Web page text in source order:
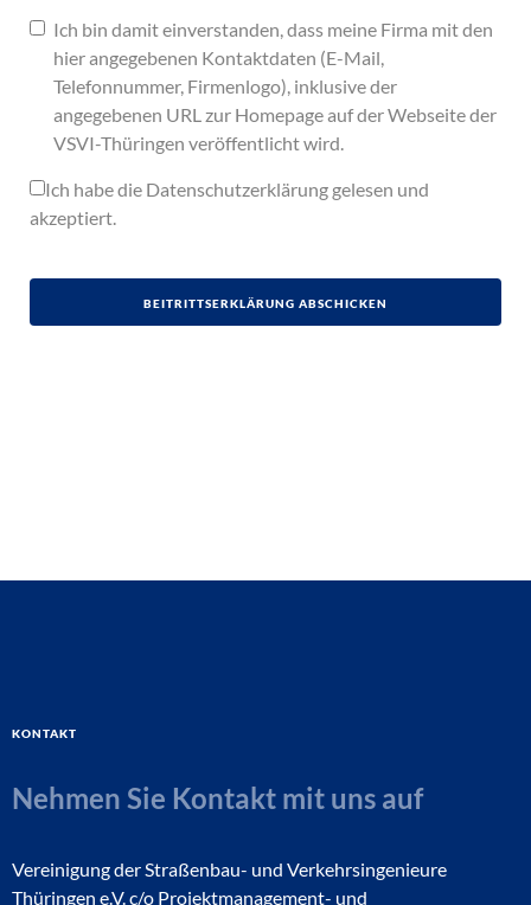
Ich bin damit einverstanden, dass meine Firma mit den
hier angegebenen Kontaktdaten (E-Mail,
Telefonnummer, Firmenlogo), inklusive der
angegebenen URL zur Homepage auf der Webseite der
VSVI-Thüringen veröffentlicht wird.
Ich habe die Datenschutzerklärung gelesen und
akzeptiert.
Kontakt
Nehmen Sie Kontakt mit uns auf
Vereinigung der Straßenbau- und Verkehrsingenieure
Thüringen e.V. c/o Projektmanagement- und